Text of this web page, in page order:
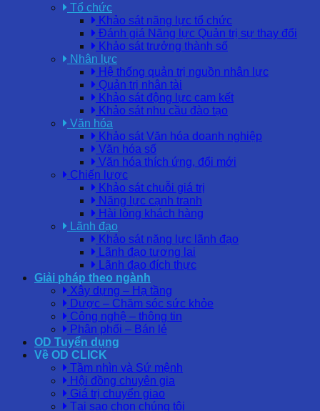
Tổ chức
Khảo sát năng lực tổ chức
Đánh giá Năng lực Quản trị sự thay đổi
Khảo sát trưởng thành số
Nhân lực
Hệ thống quản trị nguồn nhân lực
Quản trị nhân tài
Khảo sát động lực cam kết
Khảo sát nhu cầu đào tạo
Văn hóa
Khảo sát Văn hóa doanh nghiệp
Văn hóa số
Văn hóa thích ứng, đổi mới
Chiến lược
Khảo sát chuỗi giá trị
Năng lực cạnh tranh
Hài lòng khách hàng
Lãnh đạo
Khảo sát năng lực lãnh đạo
Lãnh đạo tương lai
Lãnh đạo đích thực
Giải pháp theo ngành
Xây dựng – Hạ tầng
Dược – Chăm sóc sức khỏe
Công nghệ – thông tin
Phân phối – Bán lẻ
OD Tuyển dụng
Về OD CLICK
Tầm nhìn và Sứ mệnh
Hội đồng chuyên gia
Giá trị chuyển giao
Tại sao chọn chúng tôi